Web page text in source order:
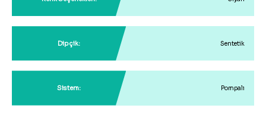
Dipçik: Sentetik
Sistem: Pompalı